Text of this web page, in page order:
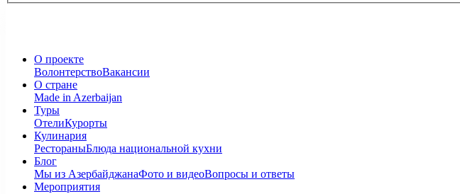
О проекте
ВолонтерствоВакансии
О стране
Made in Azerbaijan
Туры
ОтелиКурорты
Кулинария
РестораныБлюда национальной кухни
Блог
Мы из АзербайджанаФото и видеоВопросы и ответы
Мероприятия